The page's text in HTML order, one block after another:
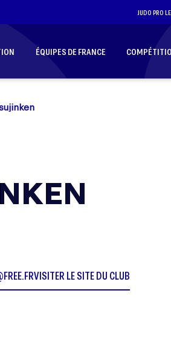
JUDO PRO
ÉQUIPES DE FRANCE
VISITER LE SITE DU CLUB